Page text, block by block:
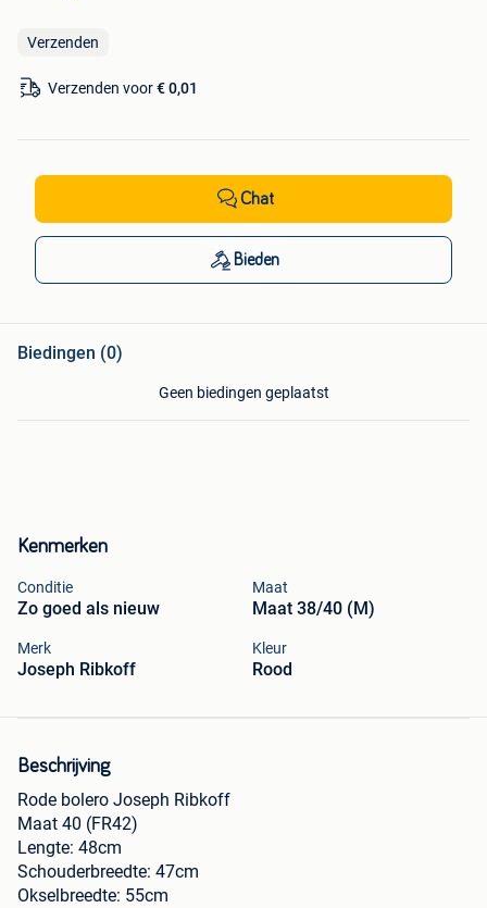
Kenmerken
Conditie
Zo goed als nieuw
Maat
Maat 38/40 (M)
Merk
Joseph Ribkoff
Kleur
Rood
Beschrijving
Rode bolero Joseph Ribkoff
Maat 40 (FR42)
Lengte: 48cm
Schouderbreedte: 47cm
Okselbreedte: 55cm
Verzenden
Verzenden voor€ 0,01
Chat
Bieden
Biedingen (0)
Geen biedingen geplaatst